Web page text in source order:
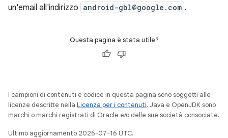
un'email all'indirizzo android-gbl@google.com .
Questa pagina è stata utile?
I campioni di contenuti e codice in questa pagina sono soggetti alle
licenze descritte nella Licenza per i contenuti. Java e OpenJDK sono
marchi o marchi registrati di Oracle e/o delle sue società consociate.
Ultimo aggiornamento 2026-07-16 UTC.